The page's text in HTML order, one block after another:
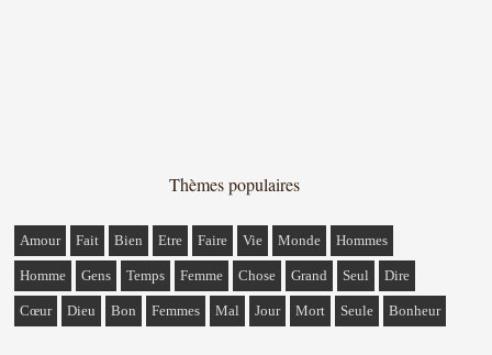
Thèmes populaires
Amour Fait Bien Etre Faire Vie Monde Hommes
Homme Gens Temps Femme Chose Grand Seul Dire
Cœur Dieu Bon Femmes Mal Jour Mort Seule Bonheur